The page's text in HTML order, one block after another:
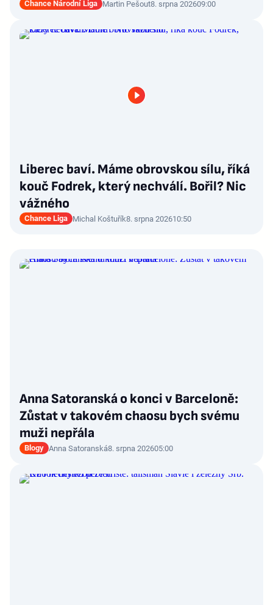
Chance Národní Liga Martin Pešout8. srpna 202609:00
Liberec baví. Máme obrovskou sílu, říká
kouč Fodrek, který nechválí. Bořil? Nic
vážného
Chance Liga Michal Koštuřík8. srpna 202610:50
Anna Satoranská o konci v Barceloně:
Zůstat v takovém chaosu bych svému
muži nepřála
Blogy Anna Satoranská8. srpna 202605:00